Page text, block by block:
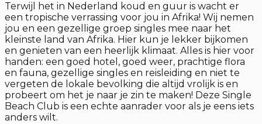
Terwijl het in Nederland koud en guur is wacht er
een tropische verrassing voor jou in Afrika! Wij nemen
jou en een gezellige groep singles mee naar het
kleinste land van Afrika. Hier kun je lekker bijkomen
en genieten van een heerlijk klimaat. Alles is hier voor
handen: een goed hotel, goed weer, prachtige flora
en fauna, gezellige singles en reisleiding en niet te
vergeten de lokale bevolking die altijd vrolijk is en
probeert om het je naar je zin te maken! Deze Single
Beach Club is een echte aanrader voor als je eens iets
anders wilt.